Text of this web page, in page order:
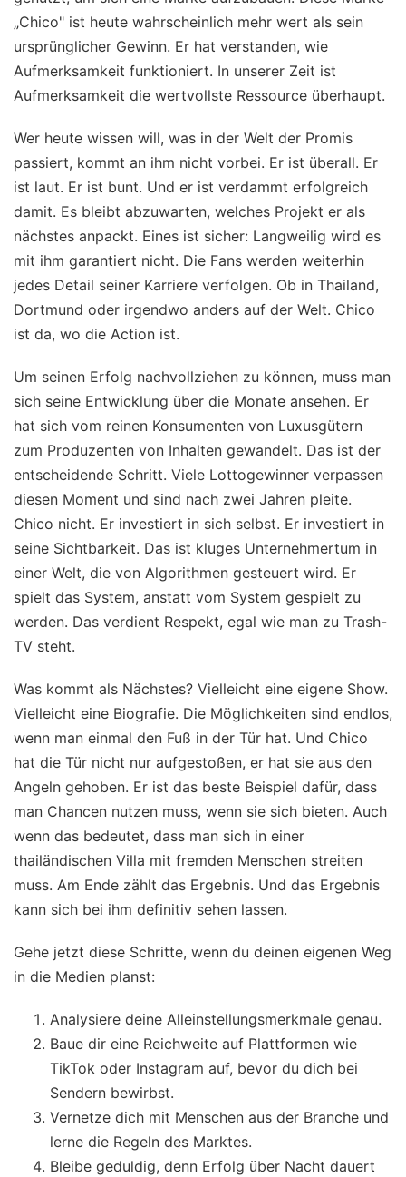
„Chico" ist heute wahrscheinlich mehr wert als sein
ursprünglicher Gewinn. Er hat verstanden, wie
Aufmerksamkeit funktioniert. In unserer Zeit ist
Aufmerksamkeit die wertvollste Ressource überhaupt.
Wer heute wissen will, was in der Welt der Promis
passiert, kommt an ihm nicht vorbei. Er ist überall. Er
ist laut. Er ist bunt. Und er ist verdammt erfolgreich
damit. Es bleibt abzuwarten, welches Projekt er als
nächstes anpackt. Eines ist sicher: Langweilig wird es
mit ihm garantiert nicht. Die Fans werden weiterhin
jedes Detail seiner Karriere verfolgen. Ob in Thailand,
Dortmund oder irgendwo anders auf der Welt. Chico
ist da, wo die Action ist.
Um seinen Erfolg nachvollziehen zu können, muss man
sich seine Entwicklung über die Monate ansehen. Er
hat sich vom reinen Konsumenten von Luxusgütern
zum Produzenten von Inhalten gewandelt. Das ist der
entscheidende Schritt. Viele Lottogewinner verpassen
diesen Moment und sind nach zwei Jahren pleite.
Chico nicht. Er investiert in sich selbst. Er investiert in
seine Sichtbarkeit. Das ist kluges Unternehmertum in
einer Welt, die von Algorithmen gesteuert wird. Er
spielt das System, anstatt vom System gespielt zu
werden. Das verdient Respekt, egal wie man zu Trash-
TV steht.
Was kommt als Nächstes? Vielleicht eine eigene Show.
Vielleicht eine Biografie. Die Möglichkeiten sind endlos,
wenn man einmal den Fuß in der Tür hat. Und Chico
hat die Tür nicht nur aufgestoßen, er hat sie aus den
Angeln gehoben. Er ist das beste Beispiel dafür, dass
man Chancen nutzen muss, wenn sie sich bieten. Auch
wenn das bedeutet, dass man sich in einer
thailändischen Villa mit fremden Menschen streiten
muss. Am Ende zählt das Ergebnis. Und das Ergebnis
kann sich bei ihm definitiv sehen lassen.
Gehe jetzt diese Schritte, wenn du deinen eigenen Weg
in die Medien planst:
Analysiere deine Alleinstellungsmerkmale genau.
Baue dir eine Reichweite auf Plattformen wie
TikTok oder Instagram auf, bevor du dich bei
Sendern bewirbst.
Vernetze dich mit Menschen aus der Branche und
lerne die Regeln des Marktes.
Bleibe geduldig, denn Erfolg über Nacht dauert